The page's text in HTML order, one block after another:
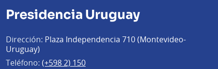
Presidencia Uruguay
Dirección: Plaza Independencia 710 (Montevideo-
Uruguay)
Teléfono: (+598 2) 150